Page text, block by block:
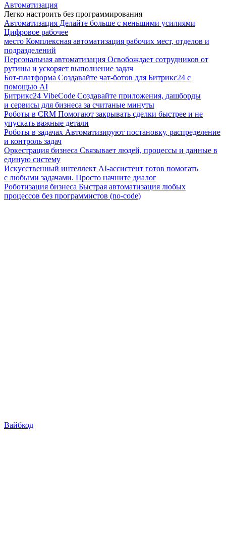
Автоматизация
Легко настроить без программирования
Автоматизация Делайте больше с меньшими усилиями
Цифровое рабочее
место Комплексная автоматизация рабочих мест, отделов и
подразделений
Персональная автоматизация Освобождает сотрудников от
рутины и ускоряет выполнение задач
Бот-платформа Создавайте чат-ботов для Битрикс24 с
помощью AI
Битрикс24 VibeCode Создавайте приложения, дашборды
и сервисы для бизнеса за считаные минуты
Роботы в CRM Помогают закрывать сделки быстрее и не
упускать важные детали
Роботы в задачах Автоматизируют постановку, распределение
и контроль задач
Оркестрация бизнеса Связывает людей, процессы и данные в
единую систему
Искусственный интеллект AI-ассистент готов помогать
с любыми задачами. Просто начните диалог
Роботизация бизнеса Быстрая автоматизация любых
процессов без программистов (no-code)
Вайбкод